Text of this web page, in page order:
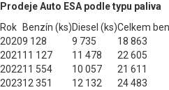
Prodeje Auto ESA podle typu paliva
Rok
Benzín (ks)Diesel (ks)Celkem
20209 128 9 735 18 863
2021 11 127 11 478 22 605
202211 554 10 057 21 611
202312 351 12 132 24 483